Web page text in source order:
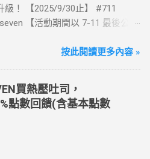
級！ 【2025/9/30止】 #711
【活動期間以 7-11 最後公告
、快速、享買一送一優惠！ > 實
元即享券。 (出國開通啟用後回
【點我登錄】 ) > eSIM出國上網
！購買eSIM「吃到飽」方案；即
到飽」方案。 (例：買1張日本5天
按此閱讀更多內容 »
買熱壓吐司，
點數回饋(含基本點數